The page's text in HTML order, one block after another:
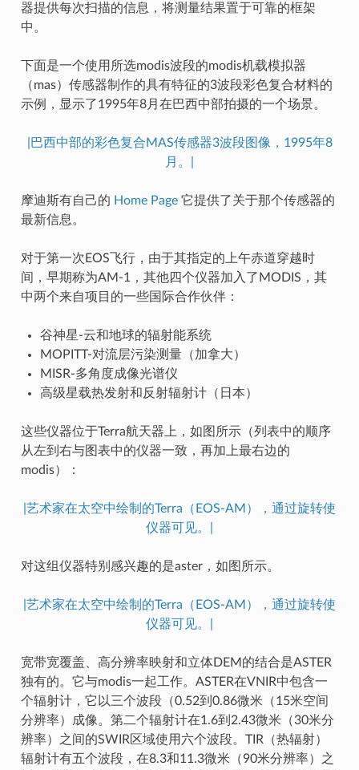
器提供每次扫描的信息，将测量结果置于可靠的框架
中。
下面是一个使用所选modis波段的modis机载模拟器
（mas）传感器制作的具有特征的3波段彩色复合材料的
示例，显示了1995年8月在巴西中部拍摄的一个场景。
|巴西中部的彩色复合MAS传感器3波段图像，1995年8
月。|
摩迪斯有自己的 Home Page它提供了关于那个传感器的
最新信息。
对于第一次EOS飞行，由于其指定的上午赤道穿越时
间，早期称为AM-1，其他四个仪器加入了MODIS，其
中两个来自项目的一些国际合作伙伴：
谷神星-云和地球的辐射能系统
MOPITT-对流层污染测量（加拿大）
MISR-多角度成像光谱仪
高级星载热发射和反射辐射计（日本）
这些仪器位于Terra航天器上，如图所示（列表中的顺序
从左到右与图表中的仪器一致，再加上最右边的
modis）：
|艺术家在太空中绘制的Terra（EOS-AM），通过旋转使
仪器可见。|
对这组仪器特别感兴趣的是aster，如图所示。
|艺术家在太空中绘制的Terra（EOS-AM），通过旋转使
仪器可见。|
宽带宽覆盖、高分辨率映射和立体DEM的结合是ASTER
独有的。它与modis一起工作。ASTER在VNIR中包含一
个辐射计，它以三个波段（0.52到0.86微米（15米空间
分辨率）成像。第二个辐射计在1.6到2.43微米（30米分
辨率）之间的SWIR区域使用六个波段。TIR（热辐射）
辐射计有五个波段，在8.3和11.3微米（90米分辨率）之